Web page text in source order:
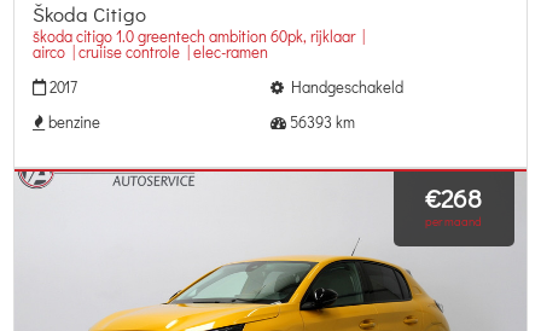
Škoda Citigo
škoda citigo 1.0 greentech ambition 60pk, rijklaar |
airco | cruiise controle | elec-ramen
2017
Handgeschakeld
benzine
56393 km
€268
per maand